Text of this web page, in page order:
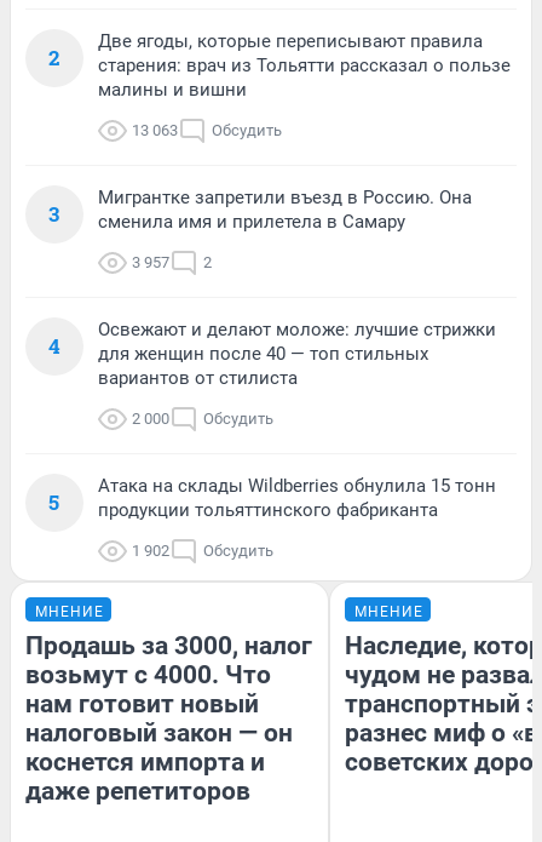
2
Две ягоды, которые переписывают правила
старения: врач из Тольятти рассказал о пользе
малины и вишни
13 063 Обсудить
3
Мигрантке запретили въезд в Россию. Она
сменила имя и прилетела в Самару
3 957 2
4
Освежают и делают моложе: лучшие стрижки
для женщин после 40 — топ стильных
вариантов от стилиста
2 000 Обсудить
5
Атака на склады Wildberries обнулила 15 тонн
продукции тольяттинского фабриканта
1 902 Обсудить
МНЕНИЕ
Продашь за 3000, налог
возьмут с 4000. Что
нам готовит новый
налоговый закон — он
коснется импорта и
даже репетиторов
МНЕНИЕ
Наследие,
чудом не
транспортный
разнес миф о
советских